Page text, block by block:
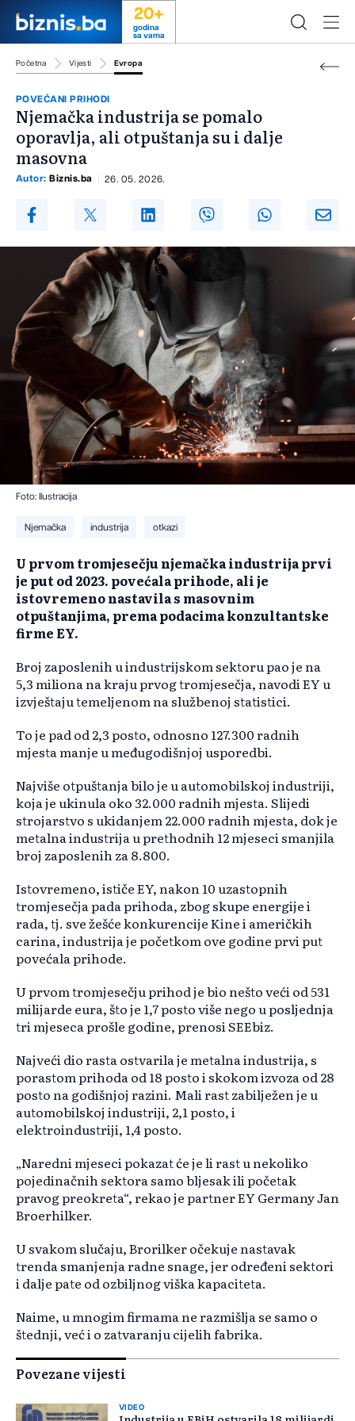
20+
godina
sa vama
Početna Vijesti Evropa
POVEĆANI PRIHODI
Njemačka industrija se pomalo
oporavlja, ali otpuštanja su i dalje
masovna
Autor: Biznis.ba 26. 05. 2026.
Foto: Ilustracija
Njemačka industrija otkazi
U prvom tromjesečju njemačka industrija prvi
je put od 2023. povećala prihode, ali je
istovremeno nastavila s masovnim
otpuštanjima, prema podacima konzultantske
firme EY.
Broj zaposlenih u industrijskom sektoru pao je na
5,3 miliona na kraju prvog tromjesečja, navodi EY u
izvještaju temeljenom na službenoj statistici.
To je pad od 2,3 posto, odnosno 127.300 radnih
mjesta manje u međugodišnjoj usporedbi.
Najviše otpuštanja bilo je u automobilskoj industriji,
koja je ukinula oko 32.000 radnih mjesta. Slijedi
strojarstvo s ukidanjem 22.000 radnih mjesta, dok je
metalna industrija u prethodnih 12 mjeseci smanjila
broj zaposlenih za 8.800.
Istovremeno, ističe EY, nakon 10 uzastopnih
tromjesečja pada prihoda, zbog skupe energije i
rada, tj. sve žešće konkurencije Kine i američkih
carina, industrija je početkom ove godine prvi put
povećala prihode.
U prvom tromjesečju prihod je bio nešto veći od 531
milijarde eura, što je 1,7 posto više nego u posljednja
tri mjeseca prošle godine, prenosi SEEbiz.
Najveći dio rasta ostvarila je metalna industrija, s
porastom prihoda od 18 posto i skokom izvoza od 28
posto na godišnjoj razini. Mali rast zabilježen je u
automobilskoj industriji, 2,1 posto, i
elektroindustriji, 1,4 posto.
„Naredni mjeseci pokazat će je li rast u nekoliko
pojedinačnih sektora samo bljesak ili početak
pravog preokreta“, rekao je partner EY Germany Jan
Broerhilker.
U svakom slučaju, Brorilker očekuje nastavak
trenda smanjenja radne snage, jer određeni sektori
i dalje pate od ozbiljnog viška kapaciteta.
Naime, u mnogim firmama ne razmišlja se samo o
štednji, već i o zatvaranju cijelih fabrika.
Povezane vijesti
VIDEO